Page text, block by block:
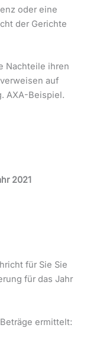
oder eine
der Gerichte
Nachteile ihren
auf
AXA-Beispiel.
2021
für Sie Sie
für das Jahr
ermittelt: